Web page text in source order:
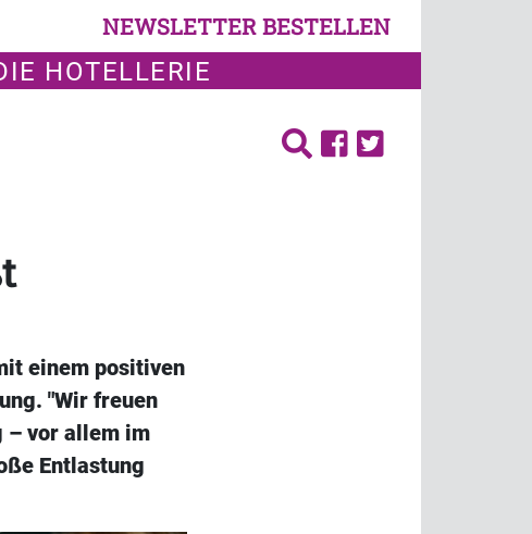
NEWSLETTER BESTELLEN
HOTELLERIE
einem positiven
"Wir freuen
– vor allem im
Entlastung